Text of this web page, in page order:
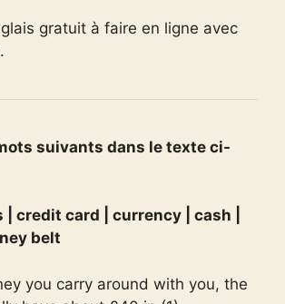
gratuit à faire en ligne avec
suivants dans le texte ci-
| credit card | currency | cash |
belt
you carry around with you, the